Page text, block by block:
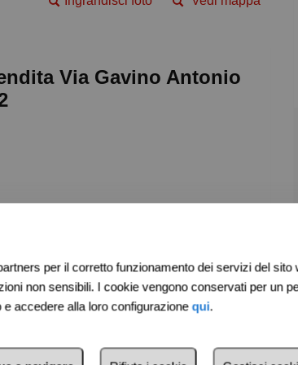
Via Gavino Antonio
in due unità abitative. Il soggiorno
con esposizione a sud che garantisce
da letto offrono ampio spazio per
per il corretto funzionamento dei servizi del
non sensibili. I cookie vengono conservati per un
accedere alla loro configurazionequi.